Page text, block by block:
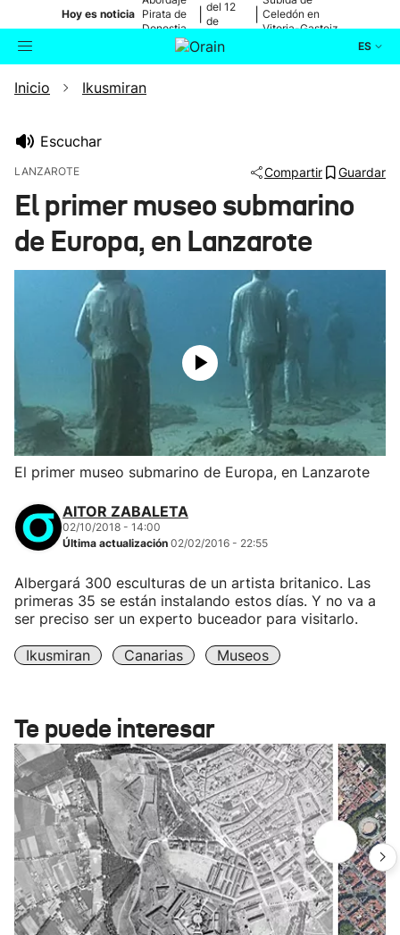
Hoy es noticia Pirata de
Donostia
del 12
de
Celedón en
Vitoria-Gasteiz
ES
Buscador
Ikusmiran
Eguraldia
Inicio Ikusmiran
Escuchar
LANZAROTE Compartir Guardar
El primer museo submarino
de Europa, en Lanzarote
El primer museo submarino de Europa, en Lanzarote
AITOR ZABALETA
02/10/2018 - 14:00
Última actualización 02/02/2016 - 22:55
Albergará 300 esculturas de un artista britanico. Las
primeras 35 se están instalando estos días. Y no va a
ser preciso ser un experto buceador para visitarlo.
Ikusmiran Canarias Museos
Te puede interesar